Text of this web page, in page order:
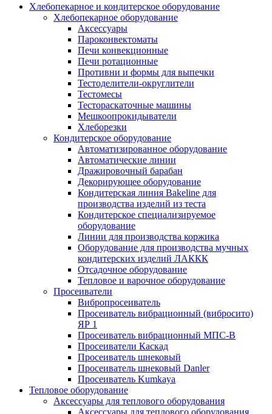
Хлебопекарное и кондитерское оборудование
Хлебопекарное оборудование
Аксессуары
Пароконвектоматы
Печи конвекционные
Печи ротационные
Противни и формы для выпечки
Тестоделители-округлители
Тестомесы
Тестораскаточные машины
Мешкоопрокидыватели
Хлеборезки
Кондитерское оборудование
Автоматизированное оборудование
Автоматические линии
Дражировочный барабан
Декорирующее оборудование
Кондитерская линия Bakeline для
производства изделий из теста
Кондитерское специализируемое
оборудование
Линии для производства коржика
Оборудование для производства мучных
кондитерских изделий ЛАККК
Отсадочное оборудование
Тепловое и варочное оборудование
Просеиватели
Вибропросеиватель
Просеиватель вибрационный (вибросито)
ЯР 1
Просеиватель вибрационный МПС-В
Просеиватели Каскад
Просеиватель шнековый
Просеиватель шнековый Danler
Просеиватель Kumkaya
Тепловое оборудование
Аксессуары для теплового оборудования
Аксессуары для теплового оборудования